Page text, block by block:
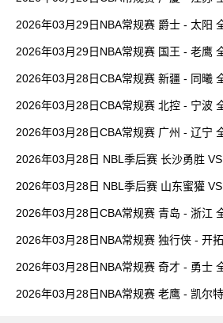
2026年03月29日NBA常规赛 爵士 - 太阳
2026年03月29日NBA常规赛 国王 - 老鹰
2026年03月28日CBA常规赛 新疆 - 同曦
2026年03月28日CBA常规赛 北控 - 宁波
2026年03月28日CBA常规赛 广州 - 辽宁
2026年03月28日 NBL季后赛 长沙勇胜
2026年03月28日 NBL季后赛 山东蜜獾
2026年03月28日CBA常规赛 青岛 - 浙江
2026年03月28日NBA常规赛 独行侠 - 开
2026年03月28日NBA常规赛 奇才 - 勇士
2026年03月28日NBA常规赛 老鹰 - 凯尔